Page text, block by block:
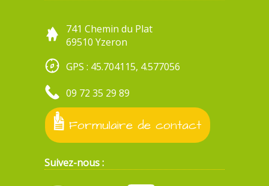
741 Chemin du Plat
69510 Yzeron
GPS : 45.704115, 4.577056
09 72 35 29 89
Formulaire de contact
Suivez-nous :